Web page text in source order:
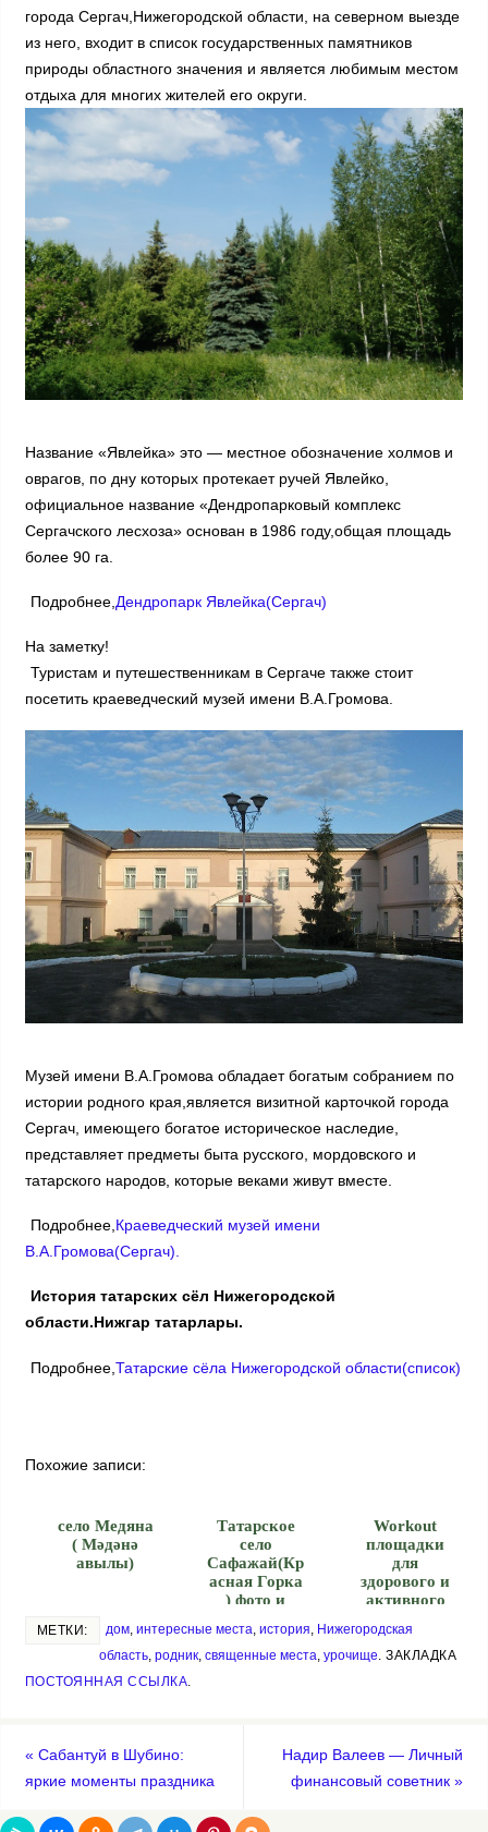
города Сергач,Нижегородской области, на северном выезде
из него, входит в список государственных памятников
природы областного значения и является любимым местом
отдыха для многих жителей его округи.
Название «Явлейка» это — местное обозначение холмов и
оврагов, по дну которых протекает ручей Явлейко,
официальное название «Дендропарковый комплекс
Сергачского лесхоза» основан в 1986 году,общая площадь
более 90 га.
Подробнее, Дендропарк Явлейка(Сергач)
На заметку!
Туристам и путешественникам в Сергаче также стоит
посетить краеведческий музей имени В.А.Громова.
Музей имени В.А.Громова обладает богатым собранием по
истории родного края,является визитной карточкой города
Сергач, имеющего богатое историческое наследие,
представляет предметы быта русского, мордовского и
татарского народов, которые веками живут вместе.
Подробнее, Краеведческий музей имени
В.А.Громова(Сергач).
История татарских сёл Нижегородской
области.Нижгар татарлары.
Подробнее, Татарские сёла Нижегородской области(список)
Похожие записи:
село Медяна
( Мәдәнә
авылы)
Татарское
село
Сафажай(Кр
асная Горка
) фото и
Workout
площадки
для
здорового и
активного
МЕТКИ: дом, интересные места, история, Нижегородская
область, родник, священные места, урочище. ЗАКЛАДКА
ПОСТОЯННАЯ ССЫЛКА.
« Сабантуй в Шубино:
яркие моменты праздника
Надир Валеев — Личный
финансовый советник»